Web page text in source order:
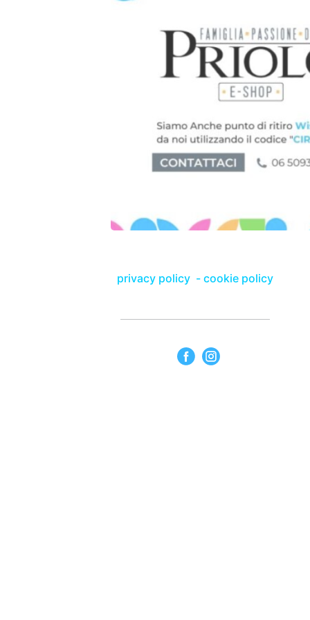
privacy policy - cookie policy